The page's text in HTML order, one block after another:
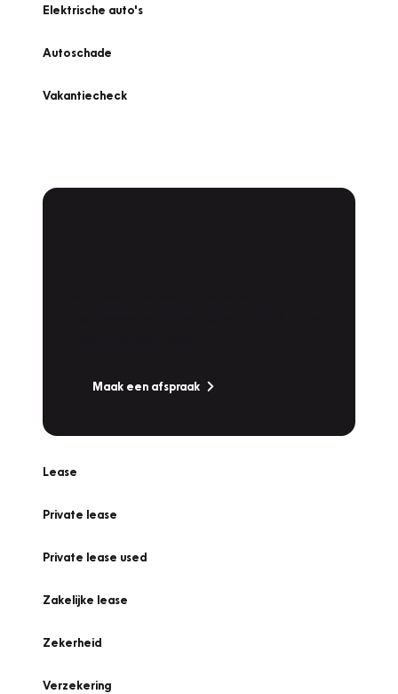
Elektrische auto's
Autoschade
Vakantiecheck
Maak een afspraak
Lease
Private lease
Private lease used
Zakelijke lease
Zekerheid
Verzekering